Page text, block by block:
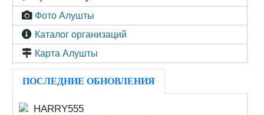
Фото Алушты
Каталог организаций
Карта Алушты
ПОСЛЕДНИЕ ОБНОВЛЕНИЯ
HARRY555